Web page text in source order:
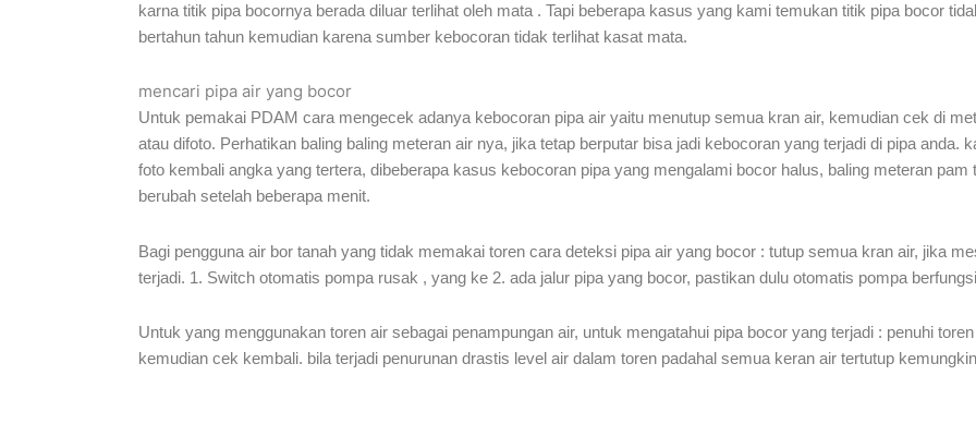
karna titik pipa bocornya berada diluar terlihat oleh mata . Tapi beberapa kasus yang kami temukan titik pipa bocor
bertahun tahun kemudian karena sumber kebocoran tidak terlihat kasat mata.
mencari pipa air yang bocor
Untuk pemakai PDAM cara mengecek adanya kebocoran pipa air yaitu menutup semua kran air, kemudian cek di
atau difoto. Perhatikan baling baling meteran air nya, jika tetap berputar bisa jadi kebocoran yang terjadi di pipa anda.
foto kembali angka yang tertera, dibeberapa kasus kebocoran pipa yang mengalami bocor halus, baling meteran
berubah setelah beberapa menit.
Bagi pengguna air bor tanah yang tidak memakai toren cara deteksi pipa air yang bocor : tutup semua kran air, jika
terjadi. 1. Switch otomatis pompa rusak , yang ke 2. ada jalur pipa yang bocor, pastikan dulu otomatis pompa
Untuk yang menggunakan toren air sebagai penampungan air, untuk mengatahui pipa bocor yang terjadi : penuhi
kemudian cek kembali. bila terjadi penurunan drastis level air dalam toren padahal semua keran air tertutup